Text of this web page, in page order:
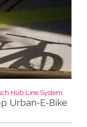
Hub Line System:
Urban-E-Bike